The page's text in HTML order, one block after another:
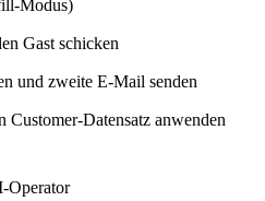
Modus)
Gast schicken
und zweite E-Mail senden
Customer-Datensatz anwenden
Operator